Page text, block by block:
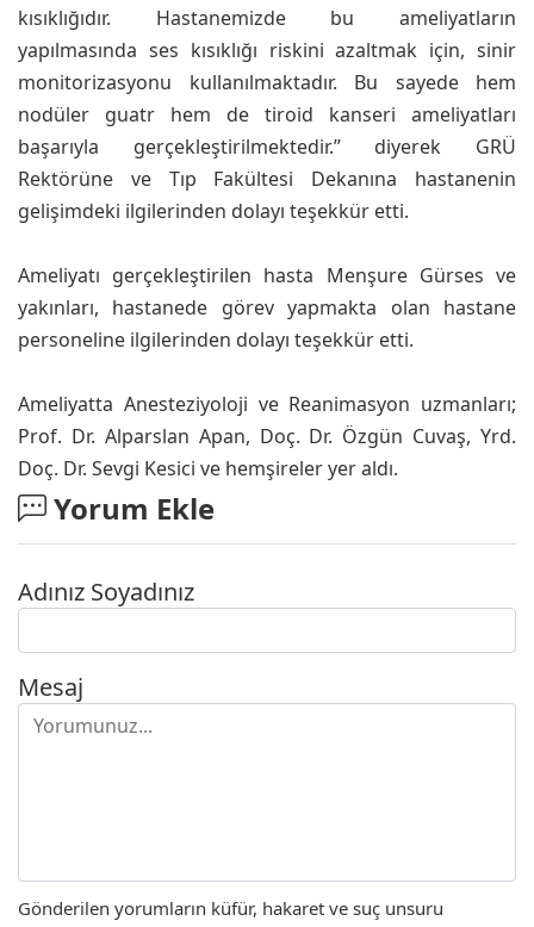
kısıklığıdır. Hastanemizde bu ameliyatların
yapılmasında ses kısıklığı riskini azaltmak için, sinir
monitorizasyonu kullanılmaktadır. Bu sayede hem
nodüler guatr hem de tiroid kanseri ameliyatları
başarıyla gerçekleştirilmektedir.” diyerek GRÜ
Rektörüne ve Tıp Fakültesi Dekanına hastanenin
gelişimdeki ilgilerinden dolayı teşekkür etti.
Ameliyatı gerçekleştirilen hasta Menşure Gürses ve
yakınları, hastanede görev yapmakta olan hastane
personeline ilgilerinden dolayı teşekkür etti.
Ameliyatta Anesteziyoloji ve Reanimasyon uzmanları;
Prof. Dr. Alparslan Apan, Doç. Dr. Özgün Cuvaş, Yrd.
Doç. Dr. Sevgi Kesici ve hemşireler yer aldı.
Yorum Ekle
Adınız Soyadınız
Mesaj
Gönderilen yorumların küfür, hakaret ve suç unsuru